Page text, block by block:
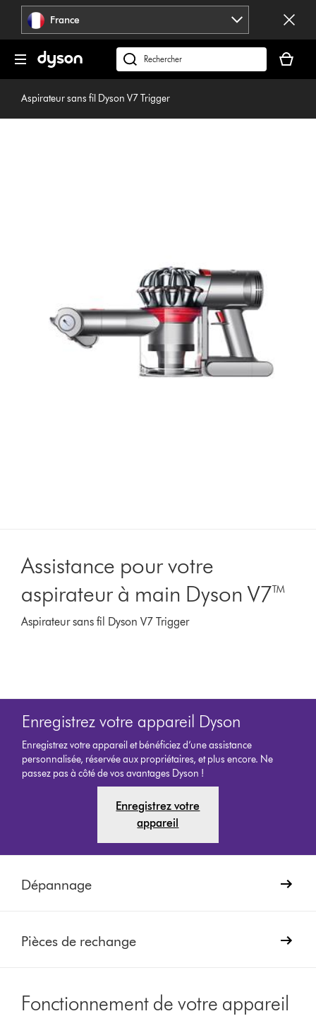
Sauter
pages
France
Rechercher
des
produits
panier
est
Aspirateur sans fil Dyson V7 Trigger
Assistance pour votre
aspirateur à main Dyson V7™
Aspirateur sans fil Dyson V7 Trigger
Enregistrez votre appareil Dyson
Enregistrez votre appareil et bénéficiez d’une assistance
personnalisée, réservée aux propriétaires, et plus encore. Ne
passez pas à côté de vos avantages Dyson !
Enregistrez votre
appareil
Dépannage
Pièces de rechange
Fonctionnement de votre appareil